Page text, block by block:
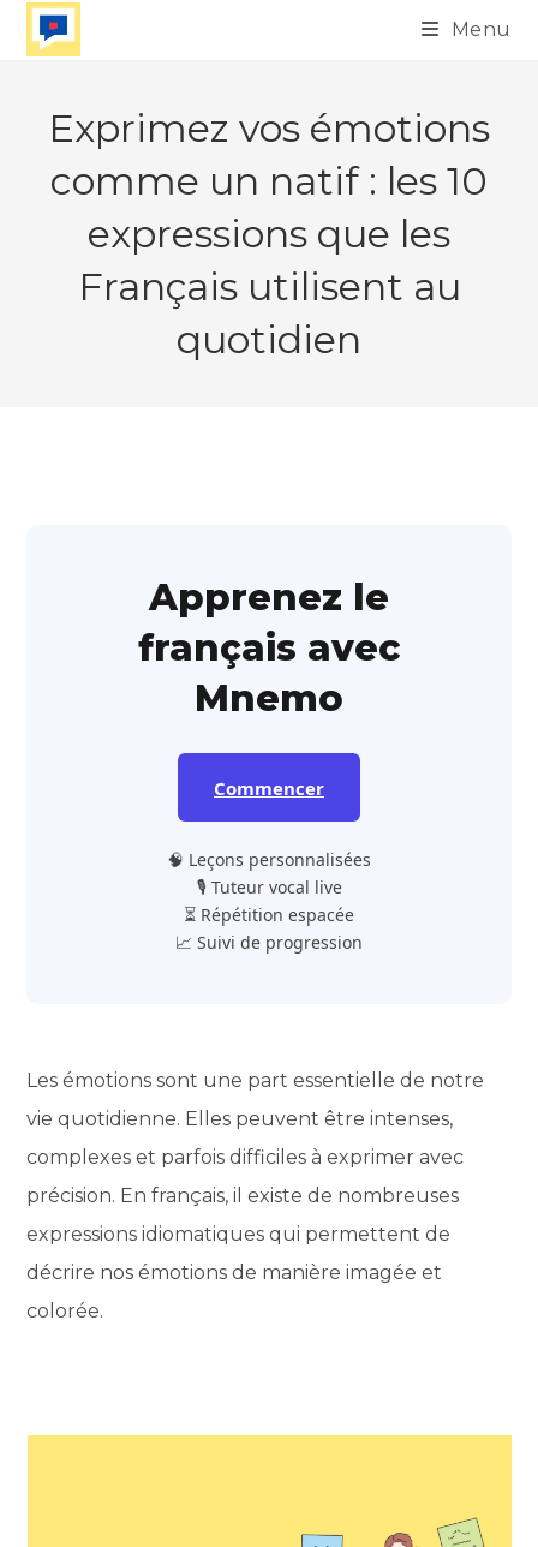
Skip
Menu
Exprimez vos émotions
comme un natif : les 10
expressions que les
Français utilisent au
quotidien
Apprenez le
français avec
Mnemo
Commencer
🧠 Leçons personnalisées
🎙️ Tuteur vocal live
⏳ Répétition espacée
📈 Suivi de progression
Les émotions sont une part essentielle de notre
vie quotidienne. Elles peuvent être intenses,
complexes et parfois difficiles à exprimer avec
précision. En français, il existe de nombreuses
expressions idiomatiques qui permettent de
décrire nos émotions de manière imagée et
colorée.